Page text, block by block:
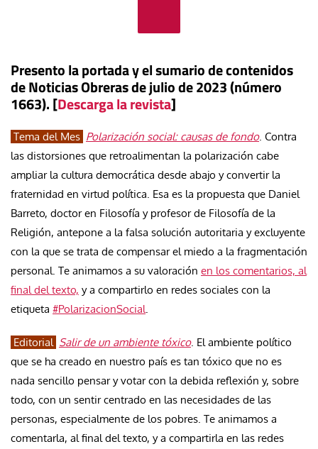
Presento la portada y el sumario de contenidos
de Noticias Obreras de julio de 2023 (número
1663). [Descarga la revista]
Tema del Mes Polarización social: causas de fondo. Contra
las distorsiones que retroalimentan la polarización cabe
ampliar la cultura democrática desde abajo y convertir la
fraternidad en virtud política. Esa es la propuesta que Daniel
Barreto, doctor en Filosofía y profesor de Filosofía de la
Religión, antepone a la falsa solución autoritaria y excluyente
con la que se trata de compensar el miedo a la fragmentación
personal. Te animamos a su valoración en los comentarios, al
final del texto, y a compartirlo en redes sociales con la
etiqueta #PolarizacionSocial.
Editorial Salir de un ambiente tóxico. El ambiente político
que se ha creado en nuestro país es tan tóxico que no es
nada sencillo pensar y votar con la debida reflexión y, sobre
todo, con un sentir centrado en las necesidades de las
personas, especialmente de los pobres. Te animamos a
comentarla, al final del texto, y a compartirla en las redes